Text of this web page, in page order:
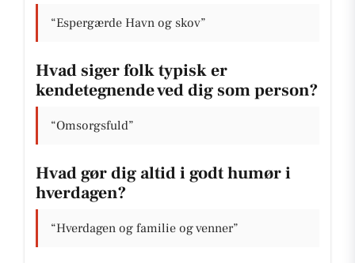
“Espergærde Havn og skov”
Hvad siger folk typisk er
kendetegnende ved dig som person?
“Omsorgsfuld”
Hvad gør dig altid i godt humør i
hverdagen?
“Hverdagen og familie og venner”